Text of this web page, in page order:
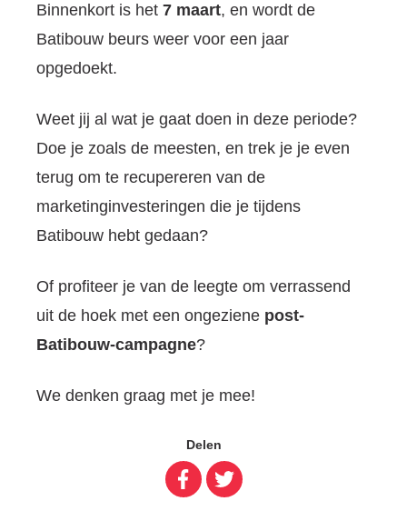
Binnenkort is het 7 maart, en wordt de
Batibouw beurs weer voor een jaar
opgedoekt.
Weet jij al wat je gaat doen in deze periode?
Doe je zoals de meesten, en trek je je even
terug om te recupereren van de
marketinginvesteringen die je tijdens
Batibouw hebt gedaan?
Of profiteer je van de leegte om verrassend
uit de hoek met een ongeziene post-
Batibouw-campagne?
We denken graag met je mee!
Delen